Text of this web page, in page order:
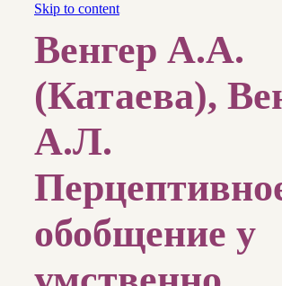
Skip to content
Венгер А.А.
(Катаева),
А.Л.
обобщение у